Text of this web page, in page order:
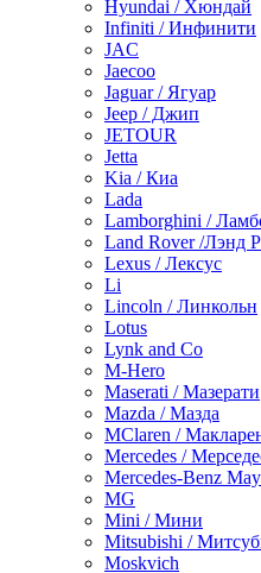
Hyundai / Хюндай
Infiniti / Инфинити
JAC
Jaecoo
Jaguar / Ягуар
Jeep / Джип
JETOUR
Jetta
Kia / Киа
Lada
Lamborghini /
Land Rover /Лэнд
Lexus / Лексус
Li
Lincoln / Линкольн
Lotus
Lynk and Co
M-Hero
Maserati / Мазерати
Mazda / Мазда
MClaren /
Mercedes /
Mercedes-Benz
MG
Mini / Мини
Mitsubishi /
Moskvich